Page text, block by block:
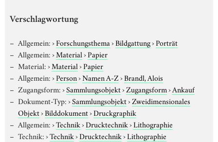
Verschlagwortung
Allgemein:›Forschungsthema›Bildgattung›Porträt
Allgemein:›Material›Papier
Material:›Material›Papier
Allgemein:›Person›Namen A-Z›Brandl, Alois
Zugangsform:›Sammlungsobjekt›Zugangsform›Ankauf
Dokument-Typ:›Sammlungsobjekt›Zweidimensionales
Objekt›Bilddokument›Druckgraphik
Allgemein:›Technik›Drucktechnik›Lithographie
Technik:›Technik›Drucktechnik›Lithographie